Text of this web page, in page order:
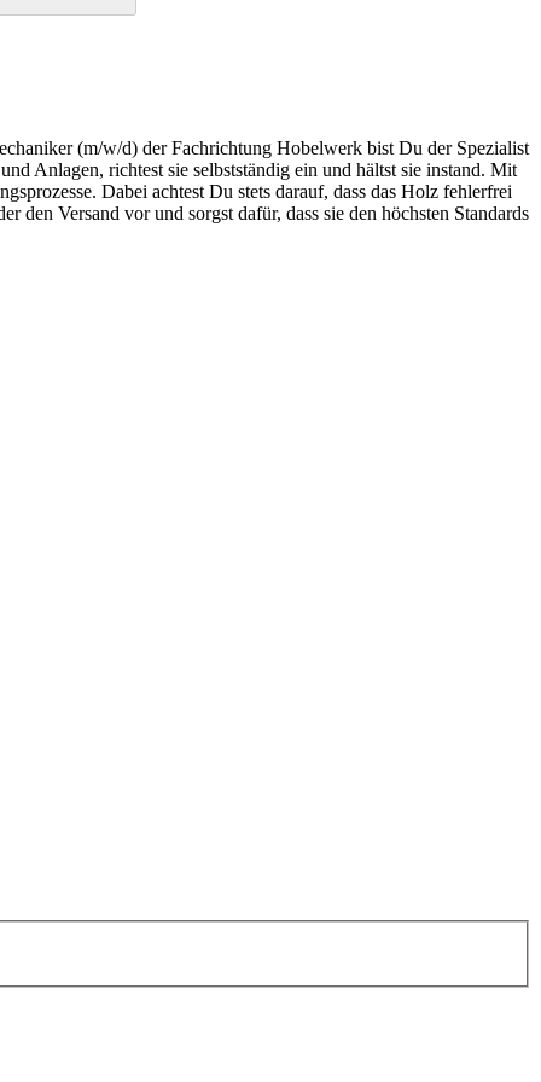
(m/w/d) der Fachrichtung Hobelwerk bist Du der Spezialist
Anlagen, richtest sie selbstständig ein und hältst sie instand. Mit
Dabei achtest Du stets darauf, dass das Holz fehlerfrei
Versand vor und sorgst dafür, dass sie den höchsten Standards